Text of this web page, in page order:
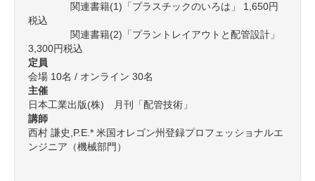
関連書籍(1)「プラスチックのいろは」 1,650円
税込
関連書籍(2)「プラントレイアウトと配管設計」
3,300円税込
定員
会場 10名 / オンライン 30名
主催
日本工業出版(株) 月刊「配管技術」
講師
西村 謙史,P.E.* 米国オレゴン州登録プロフェッショナルエ
ンジニア（機械部門）